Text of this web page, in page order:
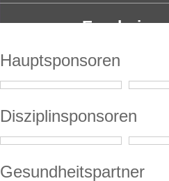
Ergebnisse
Hauptsponsoren
Disziplinsponsoren
Gesundheitspartner